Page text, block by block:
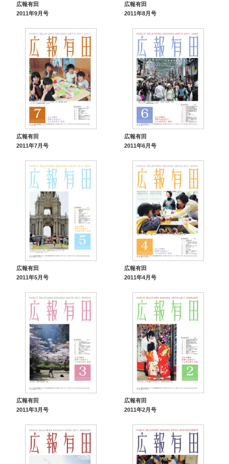
広報有田
2011年9月号
広報有田
2011年8月号
広報有田
2011年7月号
広報有田
2011年6月号
広報有田
2011年5月号
広報有田
2011年4月号
広報有田
2011年3月号
広報有田
2011年2月号